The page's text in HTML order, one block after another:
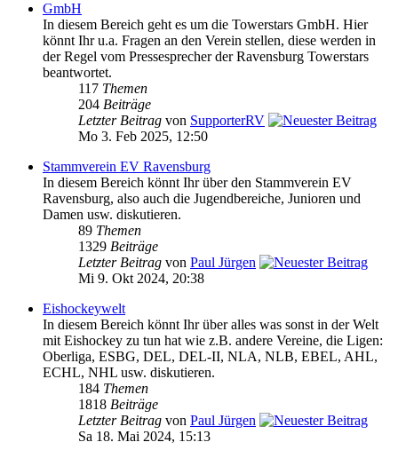
GmbH
In diesem Bereich geht es um die Towerstars GmbH. Hier
könnt Ihr u.a. Fragen an den Verein stellen, diese werden in
der Regel vom Pressesprecher der Ravensburg Towerstars
beantwortet.
117 Themen
204 Beiträge
Letzter Beitrag von SupporterRV
Mo 3. Feb 2025, 12:50
Stammverein EV Ravensburg
In diesem Bereich könnt Ihr über den Stammverein EV
Ravensburg, also auch die Jugendbereiche, Junioren und
Damen usw. diskutieren.
89 Themen
1329 Beiträge
Letzter Beitrag von Paul Jürgen
Mi 9. Okt 2024, 20:38
Eishockeywelt
In diesem Bereich könnt Ihr über alles was sonst in der Welt
mit Eishockey zu tun hat wie z.B. andere Vereine, die Ligen:
Oberliga, ESBG, DEL, DEL-II, NLA, NLB, EBEL, AHL,
ECHL, NHL usw. diskutieren.
184 Themen
1818 Beiträge
Letzter Beitrag von Paul Jürgen
Sa 18. Mai 2024, 15:13